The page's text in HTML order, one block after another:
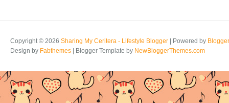
Copyright © 2026 Sharing My Ceritera - Lifestyle Blogger | Powered by Blogger
Design by Fabthemes | Blogger Template by NewBloggerThemes.com